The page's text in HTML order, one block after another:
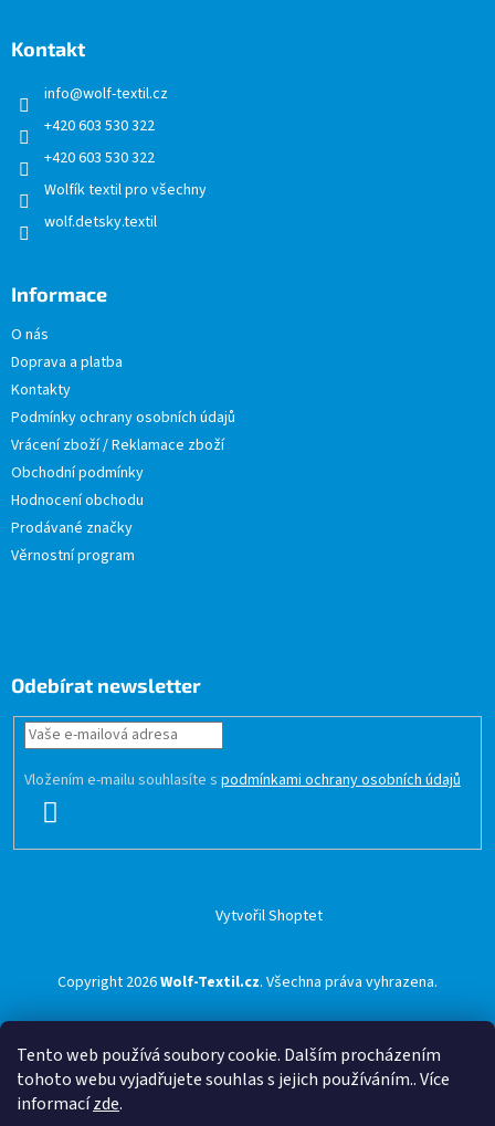
Tento web používá soubory cookie. Dalším procházením
tohoto webu vyjadřujete souhlas s jejich používáním.. Více
informacízde.
Kontakt
info@wolf-textil.cz
+420 603 530 322
+420 603 530 322
Wolfík textil pro všechny
wolf.detsky.textil
Informace
O nás
Doprava a platba
Kontakty
Podmínky ochrany osobních údajů
Vrácení zboží / Reklamace zboží
Obchodní podmínky
Hodnocení obchodu
Prodávané značky
Věrnostní program
Odebírat newsletter
Vložením e-mailu souhlasíte s podmínkami ochrany osobních údajů
Vytvořil Shoptet
Copyright 2026Wolf-Textil.cz. Všechna práva vyhrazena.